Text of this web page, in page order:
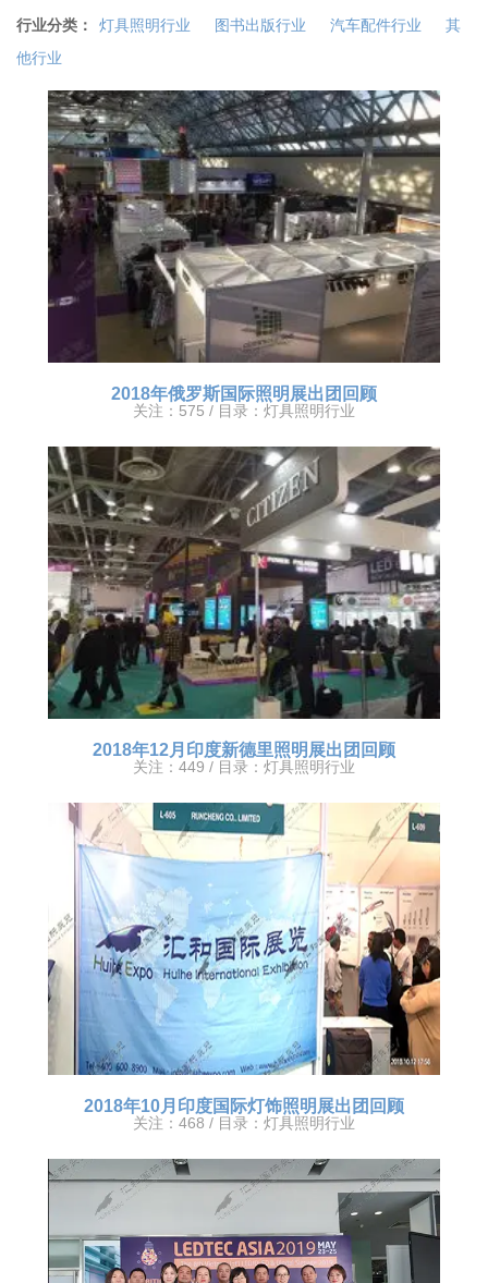
行业分类： 灯具照明行业 图书出版行业 汽车配件行业
其
他行业
2018年俄罗斯国际照明展出团回顾
关注：575 / 目录： 灯具照明行业
2018年12月印度新德里照明展出团回顾
关注：449 / 目录： 灯具照明行业
2018年10月印度国际灯饰照明展出团回顾
关注：468 / 目录： 灯具照明行业